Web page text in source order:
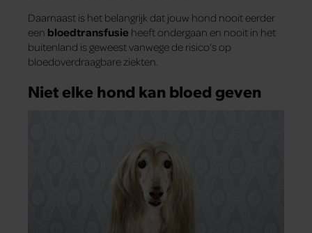
Daarnaast is het belangrijk dat jouw hond nooit eerder
een bloedtransfusie heeft ondergaan en nooit in het
buitenland is geweest vanwege de risico’s op
bloedoverdraagbare ziekten.
Niet elke hond kan bloed geven